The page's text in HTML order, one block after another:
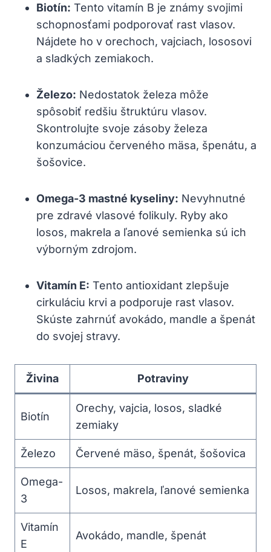
Biotín: Tento vitamín B je‍ známy svojimi
schopnosťami⁢ podporovať rast vlasov.
Nájdete ‍ho v orechoch, ⁢vajciach, lososovi
a sladkých ⁢zemiakoch.
Železo: Nedostatok železa môže
spôsobiť redšiu štruktúru vlasov.
Skontrolujte​ svoje ⁢zásoby železa
konzumáciou červeného mäsa, špenátu, a
⁤šošovice.
Omega-3 mastné kyseliny: Nevyhnutné
pre zdravé vlasové folikuly. Ryby ako
losos, makrela a⁣ ľanové semienka sú⁣ ich
výborným zdrojom.
Vitamín E: Tento antioxidant ⁣zlepšuje
cirkuláciu krvi​ a podporuje ⁢rast vlasov. ​
Skúste zahrnúť avokádo, mandle a špenát
do ‍svojej stravy.
Živina Potraviny
Biotín
Orechy, vajcia, losos, sladké
⁢zemiaky
Železo Červené mäso, špenát, šošovica
Omega-
3
Losos, makrela, ľanové semienka
Vitamín
E
Avokádo, mandle, špenát